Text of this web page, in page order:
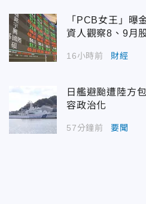
「PCB女王」曝
資人觀察8、9月
16小時前 財經
日艦避颱遭陸方
容政治化
57分鐘前 要聞